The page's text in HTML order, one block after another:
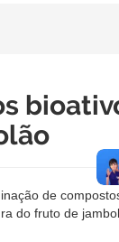
de
do fruto de